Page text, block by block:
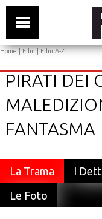
Home|Film|Film A-Z
PIRATI DEI
FANTASMA
La Trama I
Le Foto